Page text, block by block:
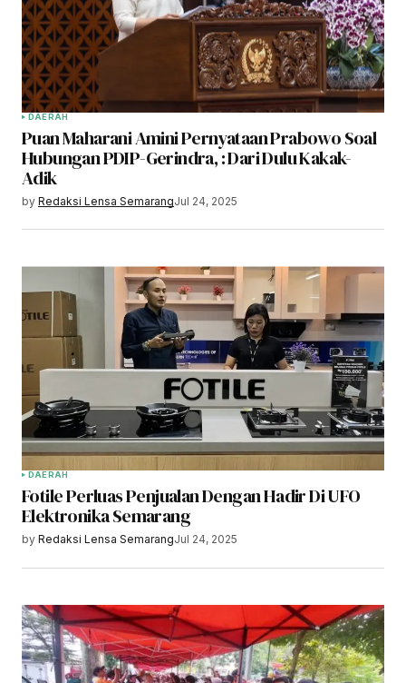
DAERAH
Puan Maharani Amini Pernyataan Prabowo Soal
Hubungan PDIP-Gerindra, : Dari Dulu Kakak-
Adik
by Redaksi Lensa SemarangJul 24, 2025
DAERAH
Fotile Perluas Penjualan Dengan Hadir Di UFO
Elektronika Semarang
by Redaksi Lensa SemarangJul 24, 2025